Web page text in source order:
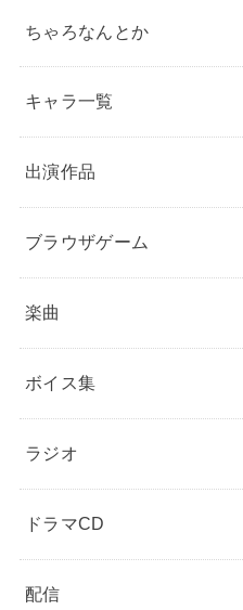
ちゃろなんとか
キャラ一覧
出演作品
ブラウザゲーム
楽曲
ボイス集
ラジオ
ドラマCD
配信